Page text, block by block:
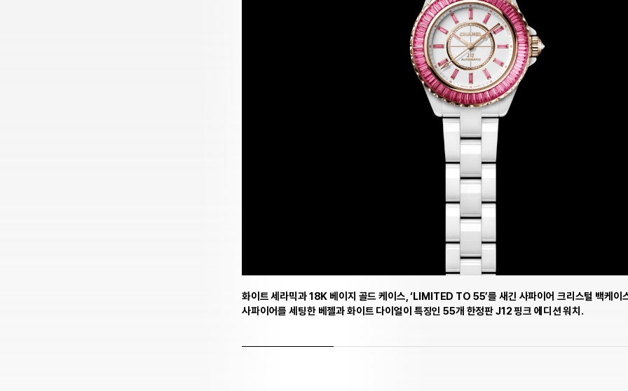
화이트 세라믹과 18K 베이지 골드 케이스, ‘LIMITED TO 55’를 새긴 사파이어 크리스털 백케이
사파이어를 세팅한 베젤과 화이트 다이얼이 특징인 55개 한정판 J12 핑크 에디션 워치.